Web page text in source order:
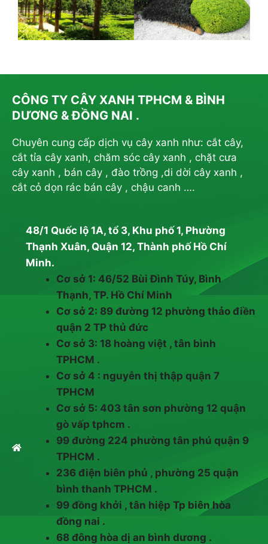
CÔNG TY CÂY XANH TPHCM & BÌNH
DƯƠNG & ĐỒNG NAI .
Chuyên cung cấp dịch vụ cây xanh như: cắt cây,
cắt tỉa cây xanh, chăm sóc cây xanh , chặt cưa
cây xanh , bán cây , đào trồng ,di dời cây xanh ,
cắt cỏ dọn rác bán cây , chậu canh ….
48/1 Quốc lộ 1A, tổ 3, Khu phố 1, Phường
Thạnh Xuân, Quận 12, Thành phố Hồ Chí
Minh.
Cơ sở 1: 46/52 Bùi Đình Túy, Bình
Thạnh, TP. Hồ Chí Minh
Cơ sở 2: 89 đường 12 phường thảo điền
quận 2 TP thủ đức
Cơ sở 3: 18 hoàng việt , tân bình
TPHCM .
Cơ sở 4 : nguyễn thị thập quận 7
TPHCM
Cơ sở 5: 403 tân sơn phường 12 quận
gò vấp tphcm .
99 đường 224 phường tân phú quận 9
TPHCM .
236 điện biên phủ , phường 25 quận
bình thanh TPHCM .
99 đồng khởi , tân hiệp Tp biên hòa
đồng nai .
68 đông hòa dị an bình dương .